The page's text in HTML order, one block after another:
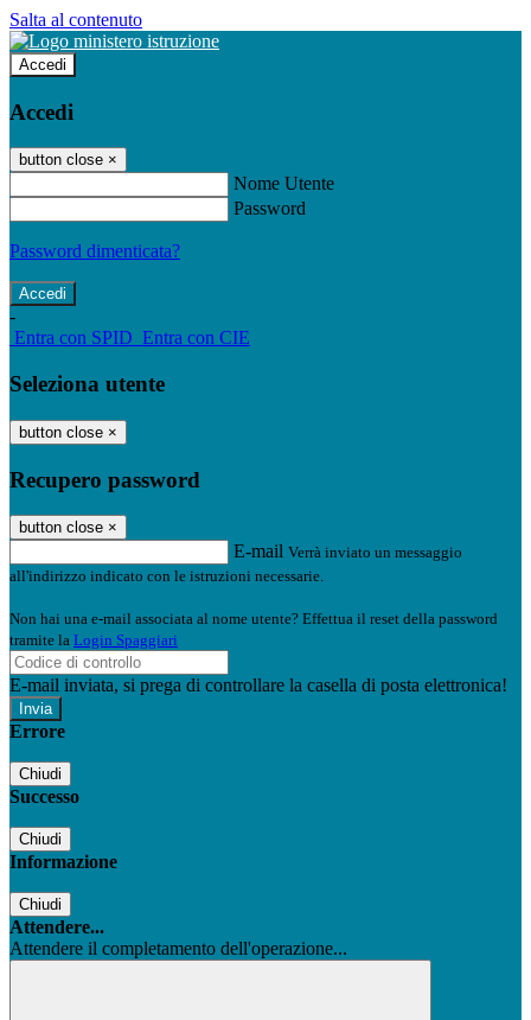
Salta al contenuto
Accedi
Accedi
button close ×
Nome Utente
Password
Password dimenticata?
-
Entra con SPID Entra con CIE
Seleziona utente
button close ×
Recupero password
button close ×
E-mail Verrà inviato un messaggio
all'indirizzo indicato con le istruzioni necessarie.
Non hai una e-mail associata al nome utente? Effettua il reset della password
tramite la Login Spaggiari
E-mail inviata, si prega di controllare la casella di posta elettronica!
Errore
Chiudi
Successo
Chiudi
Informazione
Chiudi
Attendere...
Attendere il completamento dell'operazione...